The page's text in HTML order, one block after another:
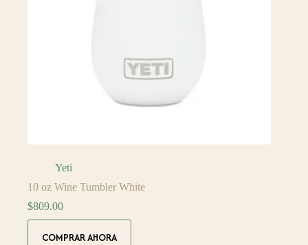
Yeti
10 oz Wine Tumbler White
$809.00
COMPRAR AHORA